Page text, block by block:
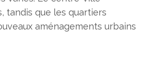
tandis que les quartiers
aménagements urbains